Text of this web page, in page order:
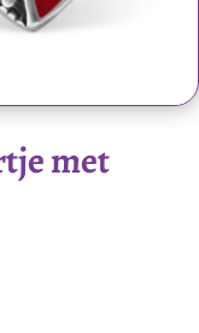
met